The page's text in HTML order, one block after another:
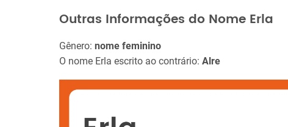
Outras Informações do Nome Erla
Gênero: nome feminino
O nome Erla escrito ao contrário: Alre